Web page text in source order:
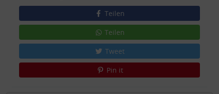
Teilen
Teilen
Tweet
Pin it